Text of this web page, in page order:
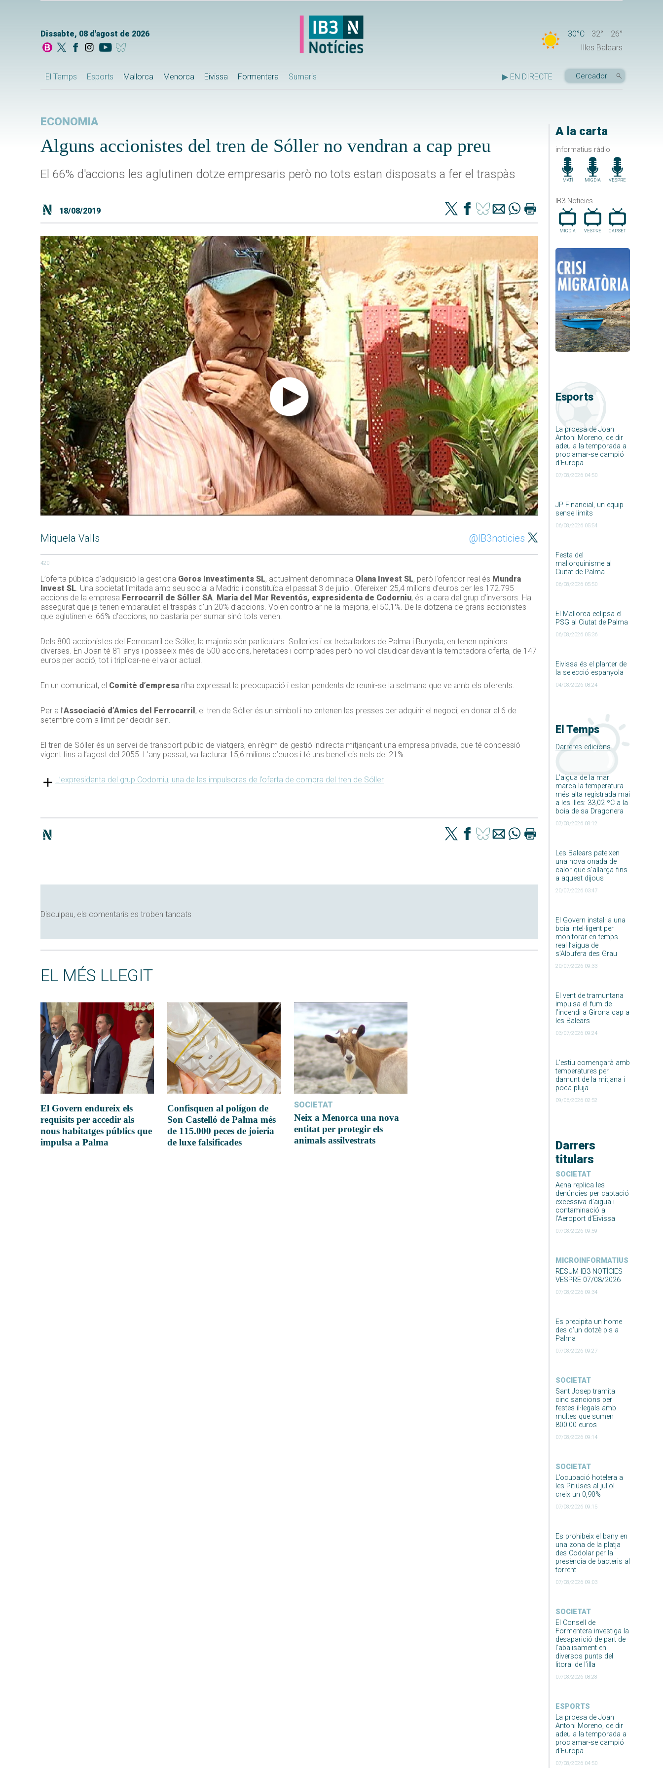
Dissabte, 08 d'agost de 2026 30°C 32°
26°
Illes Balears
El Temps Esports Mallorca Menorca Eivissa Formentera Sumaris ▶ EN DIRECTE
A la carta
informatius ràdio
MATÍ MIGDIA VESPRE
IB3 Noticies
MIGDIA VESPRE CAP.SET
Esports
La proesa de Joan
Antoni Moreno, de dir
adeu a la temporada a
proclamar-se campió
d’Europa
07/08/2026 04:50
JP Financial, un equip
sense límits
06/08/2026 05:54
Festa del
mallorquinisme al
Ciutat de Palma
06/08/2026 05:50
El Mallorca eclipsa el
PSG al Ciutat de Palma
06/08/2026 05:36
Eivissa és el planter de
la selecció espanyola
04/08/2026 08:24
El Temps
Darreres edicions
L’aigua de la mar
marca la temperatura
més alta registrada mai
a les Illes: 33,02 ºC a la
boia de sa Dragonera
07/08/2026 08:12
Les Balears pateixen
una nova onada de
calor que s’allarga fins
a aquest dijous
20/07/2026 03:47
El Govern instal·la una
boia intel·ligent per
monitorar en temps
real l’aigua de
s’Albufera des Grau
20/07/2026 09:33
El vent de tramuntana
impulsa el fum de
l’incendi a Girona cap a
les Balears
03/07/2026 09:24
L’estiu començarà amb
temperatures per
damunt de la mitjana i
poca pluja
09/06/2026 02:52
Darrers
titulars
SOCIETAT
Aena replica les
denúncies per captació
excessiva d’aigua i
contaminació a
l’Aeroport d’Eivissa
07/08/2026 09:59
MICROINFORMATIUS
RESUM IB3 NOTÍCIES
VESPRE 07/08/2026
07/08/2026 09:34
Es precipita un home
des d’un dotzè pis a
Palma
07/08/2026 09:27
SOCIETAT
Sant Josep tramita
cinc sancions per
festes il·legals amb
multes que sumen
800.00 euros
07/08/2026 09:14
SOCIETAT
L’ocupació hotelera a
les Pitiüses al juliol
creix un 0,90%
07/08/2026 09:15
Es prohibeix el bany en
una zona de la platja
des Codolar per la
presència de bacteris al
torrent
07/08/2026 09:03
SOCIETAT
El Consell de
Formentera investiga la
desaparició de part de
l’abalisament en
diversos punts del
litoral de l’illa
07/08/2026 08:28
ESPORTS
La proesa de Joan
Antoni Moreno, de dir
adeu a la temporada a
proclamar-se campió
d’Europa
07/08/2026 04:50
ECONOMIA
Alguns accionistes del tren de Sóller no vendran a cap preu
El 66% d'accions les aglutinen dotze empresaris però no tots estan disposats a fer el traspàs
18/08/2019
Miquela Valls @IB3noticies
420
L’oferta pública d’adquisició la gestiona Goros Investiments SL, actualment denominada Olana Invest SL, però l’oferidor real és Mundra
Invest SL. Una societat limitada amb seu social a Madrid i constituïda el passat 3 de juliol. Ofereixen 25,4 milions d’euros per les 172.795
accions de la empresa Ferrocarril de Sóller SA. Maria del Mar Reventós, expresidenta de Codorniu, és la cara del grup d’inversors. Ha
assegurat que ja tenen emparaulat el traspàs d’un 20% d’accions. Volen controlar-ne la majoria, el 50,1%. De la dotzena de grans accionistes
que aglutinen el 66% d’accions, no bastaria per sumar sinó tots venen.
Dels 800 accionistes del Ferrocarril de Sóller, la majoria són particulars. Sollerics i ex treballadors de Palma i Bunyola, en tenen opinions
diverses. En Joan té 81 anys i posseeix més de 500 accions, heretades i comprades però no vol claudicar davant la temptadora oferta, de 147
euros per acció, tot i triplicar-ne el valor actual.
En un comunicat, el Comitè d’empresa n’ha expressat la preocupació i estan pendents de reunir-se la setmana que ve amb els oferents.
Per a l’Associació d’Amics del Ferrocarril , el tren de Sóller és un símbol i no entenen les presses per adquirir el negoci, en donar el 6 de
setembre com a límit per decidir-se’n.
El tren de Sóller és un servei de transport públic de viatgers, en règim de gestió indirecta mitjançant una empresa privada, que té concessió
vigent fins a l’agost del 2055. L’any passat, va facturar 15,6 milions d’euros i té uns beneficis nets del 21%.
L’expresidenta del grup Codorniu, una de les impulsores de l’oferta de compra del tren de Sóller
Disculpau, els comentaris es troben tancats
EL MÉS LLEGIT
El Govern endureix els
requisits per accedir als
nous habitatges públics que
impulsa a Palma
Confisquen al polígon de
Son Castelló de Palma més
de 115.000 peces de joieria
de luxe falsificades
SOCIETAT
Neix a Menorca una nova
entitat per protegir els
animals assilvestrats